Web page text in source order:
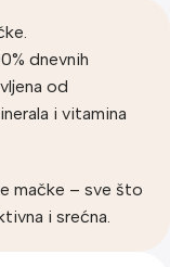
dnevnih
od
i vitamina
mačke – sve što
i srećna.